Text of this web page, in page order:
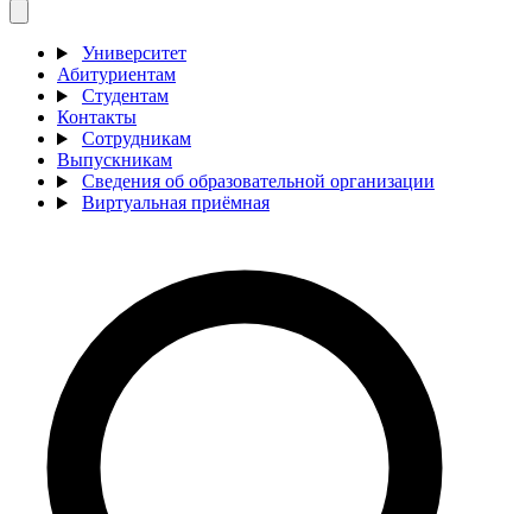
Университет
Абитуриентам
Студентам
Контакты
Сотрудникам
Выпускникам
Сведения об образовательной организации
Виртуальная приёмная